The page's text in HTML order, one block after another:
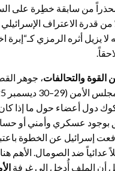
من سابقة خطِرة على
من قدرة الاعتراف
يزيل أثره الرمزي كـ“إبرة
القوة والتحالفات، جوهر
أعضاء حول ما إذا كان
بوجود عسكري وأمني أو
إسرائيل عن الخطوة
عدائياً ضد الصومال. الأهم
أن الملف أُدخل إلى غرفة